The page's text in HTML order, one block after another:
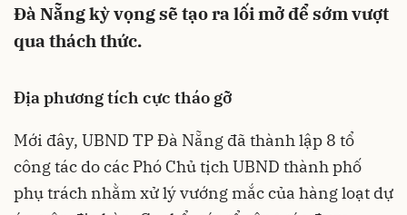
Đà Nẵng kỳ vọng sẽ tạo ra lối mở để sớm vượt
qua thách thức.
Địa phương tích cực tháo gỡ
Mới đây, UBND TP Đà Nẵng đã thành lập 8 tổ
công tác do các Phó Chủ tịch UBND thành phố
phụ trách nhằm xử lý vướng mắc của hàng loạt dự